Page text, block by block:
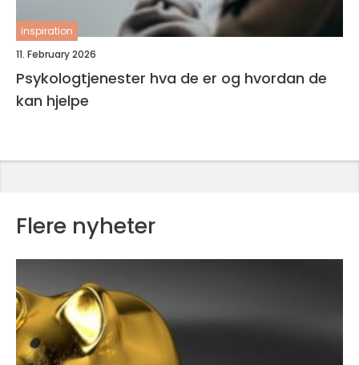
inspiration
11. February 2026
Psykologtjenester hva de er og hvordan de
kan hjelpe
Flere nyheter